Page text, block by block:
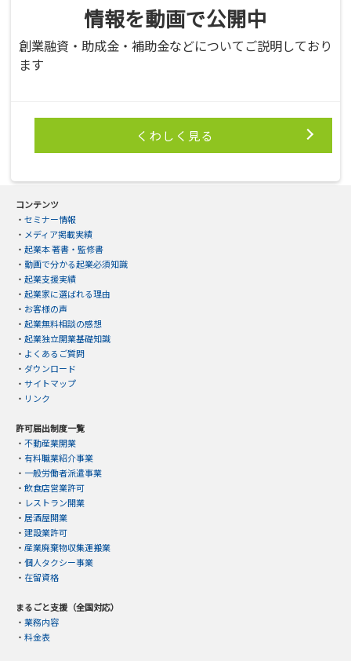
情報を動画で公開中
創業融資・助成金・補助金などについてご説明しており
ます
くわしく見る
コンテンツ
・ セミナー情報
・ メディア掲載実績
・ 起業本 著書・監修書
・ 動画で分かる起業必須知識
・ 起業支援実績
・ 起業家に選ばれる理由
・ お客様の声
・ 起業無料相談の感想
・ 起業独立開業基礎知識
・ よくあるご質問
・ ダウンロード
・ サイトマップ
・ リンク
許可届出制度一覧
・ 不動産業開業
・ 有料職業紹介事業
・ 一般労働者派遣事業
・ 飲食店営業許可
・ レストラン開業
・ 居酒屋開業
・ 建設業許可
・ 産業廃棄物収集運搬業
・ 個人タクシー事業
・ 在留資格
まるごと支援（全国対応）
・ 業務内容
・ 料金表